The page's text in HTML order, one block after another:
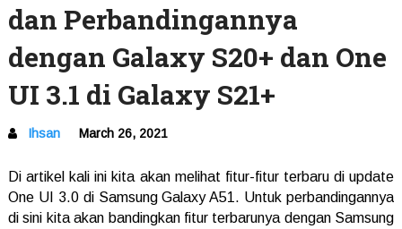
dan Perbandingannya
dengan Galaxy S20+ dan One
UI 3.1 di Galaxy S21+
Ihsan March 26, 2021
Di artikel kali ini kita akan melihat fitur-fitur terbaru di update
One UI 3.0 di Samsung Galaxy A51. Untuk perbandingannya
di sini kita akan bandingkan fitur terbarunya dengan Samsung